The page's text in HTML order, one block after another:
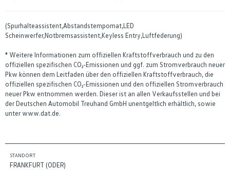
(Spurhalteassistent,Abstandstempomat,LED
Scheinwerfer,Notbremsassistent,Keyless Entry,Luftfederung)
* Weitere Informationen zum offiziellen Kraftstoffverbrauch und zu den
offiziellen spezifischen CO₂-Emissionen und ggf. zum Stromverbrauch neuer
Pkw können dem Leitfaden über den offiziellen Kraftstoffverbrauch, die
offiziellen spezifischen CO₂-Emissionen und den offiziellen Stromverbrauch
neuer Pkw entnommen werden. Dieser ist an allen Verkaufsstellen und bei
der Deutschen Automobil Treuhand GmbH unentgeltlich erhältlich, sowie
unter www.dat.de.
STANDORT
FRANKFURT (ODER)